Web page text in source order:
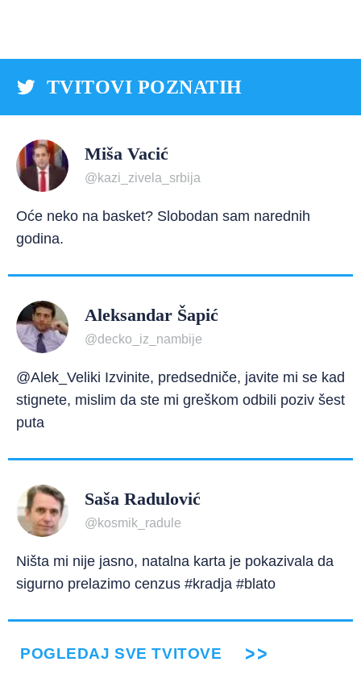
TVITOVI POZNATIH
Miša Vacić
@kazi_zivela_srbija
Oće neko na basket? Slobodan sam narednih
godina.
Aleksandar Šapić
@decko_iz_nambije
@Alek_Veliki Izvinite, predsedniče, javite mi se kad
stignete, mislim da ste mi greškom odbili poziv šest
puta
Saša Radulović
@kosmik_radule
Ništa mi nije jasno, natalna karta je pokazivala da
sigurno prelazimo cenzus #kradja #blato
POGLEDAJ SVE TVITOVE